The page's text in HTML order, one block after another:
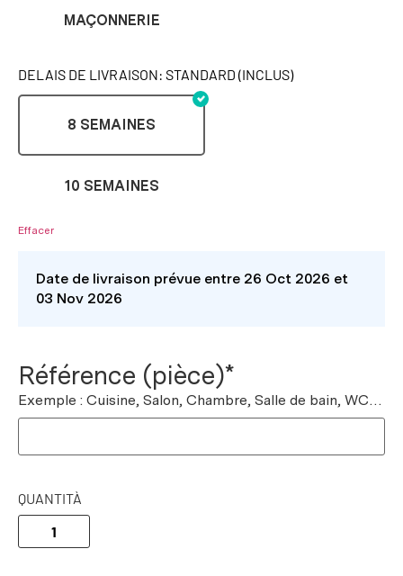
MAÇONNERIE
DELAIS DE LIVRAISON: STANDARD (INCLUS)
8 SEMAINES
10 SEMAINES
Effacer
Date de livraison prévue entre 26 Oct 2026 et
03 Nov 2026
Référence (pièce)*
Exemple : Cuisine, Salon, Chambre, Salle de bain, WC…
QUANTITÀ